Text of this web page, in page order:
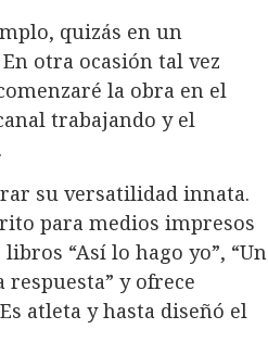
quizás en un
otra ocasión tal vez
la obra en el
trabajando y el
su versatilidad innata.
para medios impresos
“Así lo hago yo”, “Un
respuesta” y ofrece
atleta y hasta diseñó el